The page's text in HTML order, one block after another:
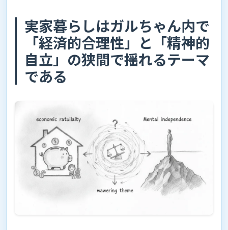
実家暮らしはガルちゃん内で
「経済的合理性」と「精神的
自立」の狭間で揺れるテーマ
である